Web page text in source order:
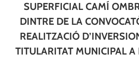
Next
post:
SUPERFICIAL CAMÍ
DINTRE DE LA
REALITZACIÓ
TITULARITAT MUNICIPAL A